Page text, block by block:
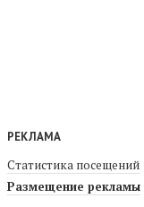
РЕКЛАМА
Статистика посещений
Размещение рекламы